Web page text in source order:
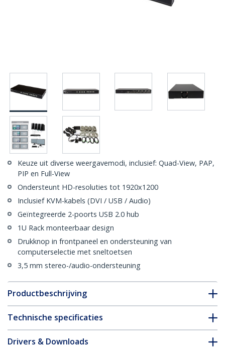
Keuze uit diverse weergavemodi, inclusief: Quad-View, PAP,
PIP en Full-View
Ondersteunt HD-resoluties tot 1920x1200
Inclusief KVM-kabels (DVI / USB / Audio)
Geïntegreerde 2-poorts USB 2.0 hub
1U Rack monteerbaar design
Drukknop in frontpaneel en ondersteuning van
computerselectie met sneltoetsen
3,5 mm stereo-/audio-ondersteuning
Productbeschrijving
Technische specificaties
Drivers & Downloads